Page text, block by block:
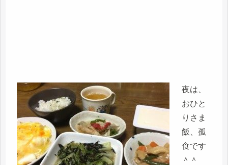
夜は、
おひと
りさま
飯、孤
食です
＾＾